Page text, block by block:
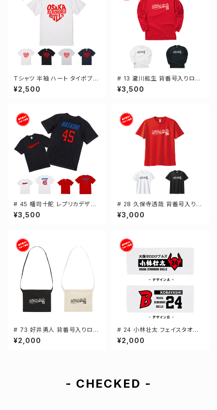
Tシャツ 半袖 ハート タイポブラ
フィー 4カラー ゼロクロ ゼロロ
ククロージング S-XXXLサイズ
¥2,500
# 13 瀧川紘生 背番号入りロゴ
ドライTシャツ 長袖 選手還元 3
カラー S-5Lサイズ 000304
¥3,500
# 45 幡司十舵 レプリカデザイ
ン 3カラー 選手還元 半袖Tシャ
ツ S-XXXLサイズ 500101
¥3,500
# 28 久保寺透哉 背番号入りロ
ゴ ドライTシャツ 半袖 選手還元
3カラー S-5Lサイズ 000300
¥3,000
# 73 好井勇人 背番号入りロゴ
キャンバスサコッシュ 選手還元
2カラー 001461
¥2,000
# 24 小林壮太 フェイスタオル
選手還元 2デザイン FT0144
¥2,000
- CHECKED -